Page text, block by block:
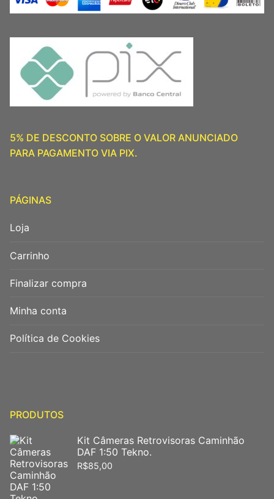
5% DE DESCONTO SOBRE O VALOR ANUNCIADO
PARA PAGAMENTO VIA PIX.
PÁGINAS
Loja
Carrinho
Finalizar compra
Minha conta
Política de Cookies
PRODUTOS
Kit Câmeras Retrovisoras Caminhão
DAF 1:50 Tekno.
R$85,00